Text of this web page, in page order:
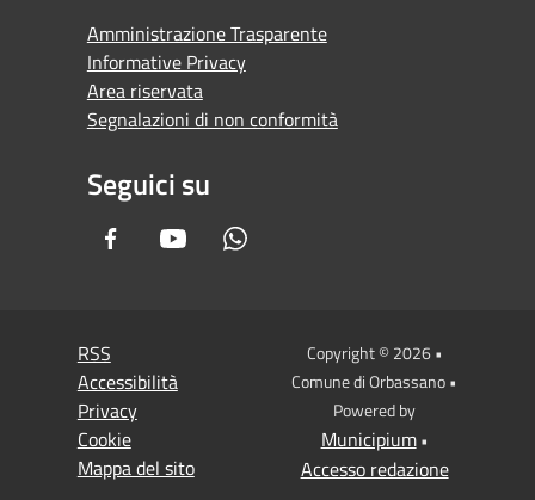
Amministrazione Trasparente
Informative Privacy
Area riservata
Segnalazioni di non conformità
Seguici su
FacebookYoutube
RSS
Accessibilità
Privacy
Cookie
Mappa del sito
Copyright © 2026 •
Comune di Orbassano •
Powered by
Municipium•
Accesso redazione